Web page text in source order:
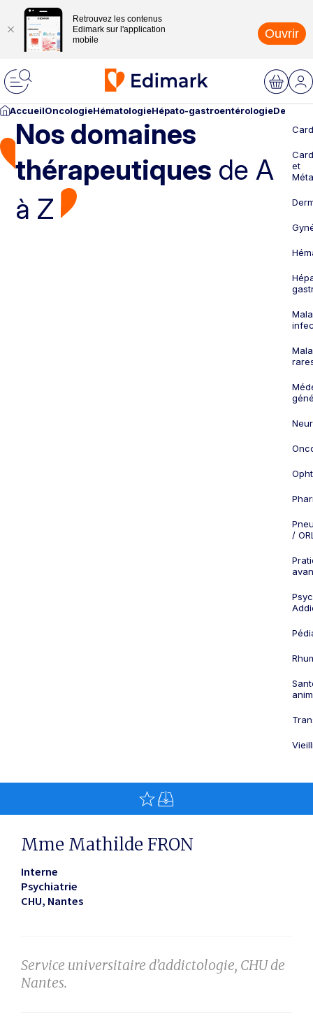
Retrouvez les contenus
Edimark sur l'application
mobile
Ouvrir
AccueilOncologieHématologieHépato-gastroentérologie
Nos domaines
thérapeutiques de A
à Z
et
/
Mme Mathilde FRON
Interne
Psychiatrie
CHU Nantes
Service universitaire d’addictologie, CHU de
Nantes.